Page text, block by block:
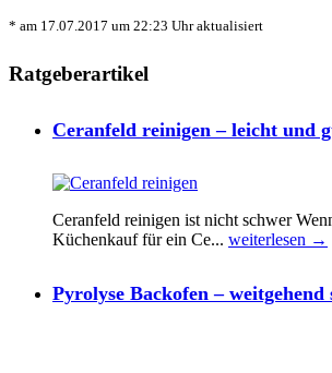
* am 17.07.2017 um 22:23 Uhr aktualisiert
Ratgeberartikel
Ceranfeld reinigen – leicht und
Ceranfeld reinigen ist nicht schwer
Küchenkauf für ein Ce... weiterlesen →
Pyrolyse Backofen – weitgehend